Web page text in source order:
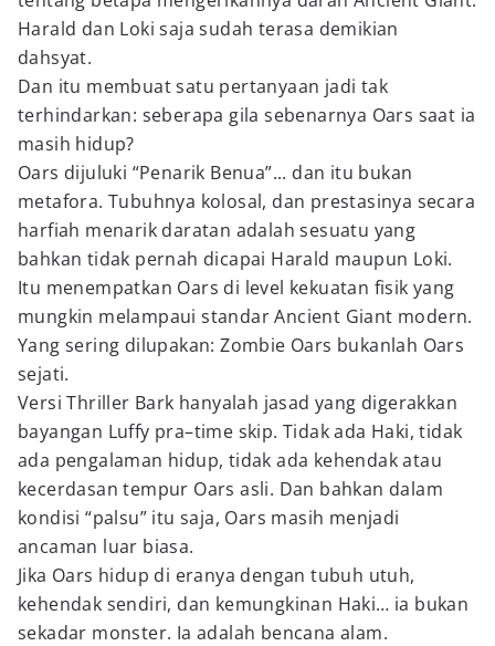
Harald dan Loki saja sudah terasa demikian
dahsyat.
Dan itu membuat satu pertanyaan jadi tak
terhindarkan: seberapa gila sebenarnya Oars saat ia
masih hidup?
Oars dijuluki “Penarik Benua”... dan itu bukan
metafora. Tubuhnya kolosal, dan prestasinya secara
harfiah menarik daratan adalah sesuatu yang
bahkan tidak pernah dicapai Harald maupun Loki.
Itu menempatkan Oars di level kekuatan fisik yang
mungkin melampaui standar Ancient Giant modern.
Yang sering dilupakan: Zombie Oars bukanlah Oars
sejati.
Versi Thriller Bark hanyalah jasad yang digerakkan
bayangan Luffy pra–time skip. Tidak ada Haki, tidak
ada pengalaman hidup, tidak ada kehendak atau
kecerdasan tempur Oars asli. Dan bahkan dalam
kondisi “palsu” itu saja, Oars masih menjadi
ancaman luar biasa.
Jika Oars hidup di eranya dengan tubuh utuh,
kehendak sendiri, dan kemungkinan Haki… ia bukan
sekadar monster. Ia adalah bencana alam.